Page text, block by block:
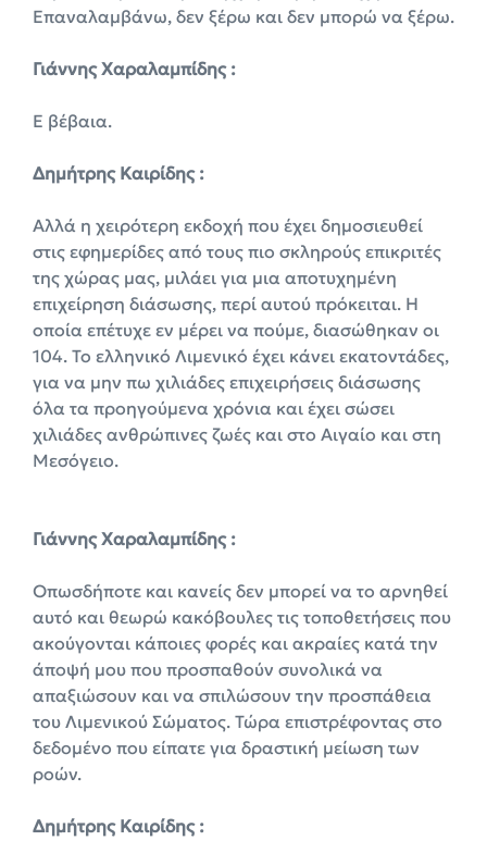
Επαναλαμβάνω, δεν ξέρω και δεν μπορώ να ξέρω.
Γιάννης Χαραλαμπίδης :
Ε βέβαια.
Δημήτρης Καιρίδης :
Αλλά η χειρότερη εκδοχή που έχει δημοσιευθεί
στις εφημερίδες από τους πιο σκληρούς επικριτές
της χώρας μας, μιλάει για μια αποτυχημένη
επιχείρηση διάσωσης, περί αυτού πρόκειται. Η
οποία επέτυχε εν μέρει να πούμε, διασώθηκαν οι
104. Το ελληνικό Λιμενικό έχει κάνει εκατοντάδες,
για να μην πω χιλιάδες επιχειρήσεις διάσωσης
όλα τα προηγούμενα χρόνια και έχει σώσει
χιλιάδες ανθρώπινες ζωές και στο Αιγαίο και στη
Μεσόγειο.
Γιάννης Χαραλαμπίδης :
Οπωσδήποτε και κανείς δεν μπορεί να το αρνηθεί
αυτό και θεωρώ κακόβουλες τις τοποθετήσεις που
ακούγονται κάποιες φορές και ακραίες κατά την
άποψή μου που προσπαθούν συνολικά να
απαξιώσουν και να σπιλώσουν την προσπάθεια
του Λιμενικού Σώματος. Τώρα επιστρέφοντας στο
δεδομένο που είπατε για δραστική μείωση των
ροών.
Δημήτρης Καιρίδης :